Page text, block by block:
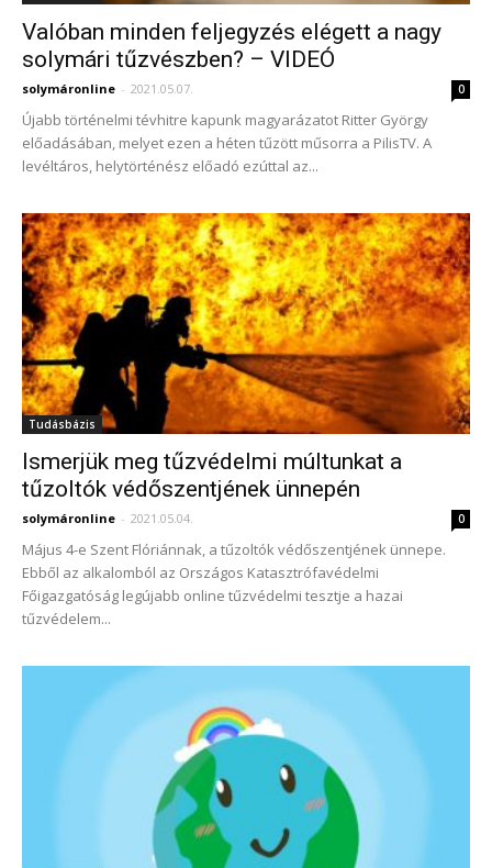
Valóban minden feljegyzés elégett a nagy
solymári tűzvészben? – VIDEÓ
solymáronline - 2021.05.07. 0
Újabb történelmi tévhitre kapunk magyarázatot Ritter György
előadásában, melyet ezen a héten tűzött műsorra a PilisTV. A
levéltáros, helytörténész előadó ezúttal az...
Tudásbázis
Ismerjük meg tűzvédelmi múltunkat a
tűzoltók védőszentjének ünnepén
solymáronline - 2021.05.04. 0
Május 4-e Szent Flóriánnak, a tűzoltók védőszentjének ünnepe.
Ebből az alkalomból az Országos Katasztrófavédelmi
Főigazgatóság legújabb online tűzvédelmi tesztje a hazai
tűzvédelem...